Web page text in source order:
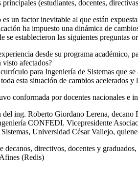
principales (estudiantes, docentes,
un factor inevitable al que están
ha impuesto una dinámica de
se establecieron las siguientes preguntas
desde su programa académico,
visto afectados?
para Ingeniería de Sistemas que
esta situación de cambios acelerados
conformada por docentes nacionales e
del ing. Roberto Giordano Lerena,
CONFEDI. Vicepresidente
Universidad César Vallejo,
directivos, docentes y
(Redis)